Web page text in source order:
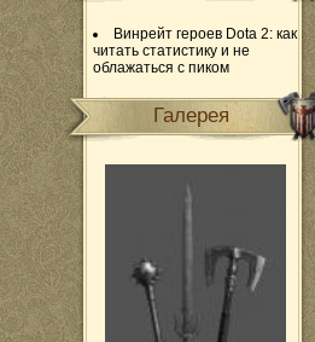
Винрейт героев Dota 2: как
читать статистику и не
облажаться с пиком
Галерея